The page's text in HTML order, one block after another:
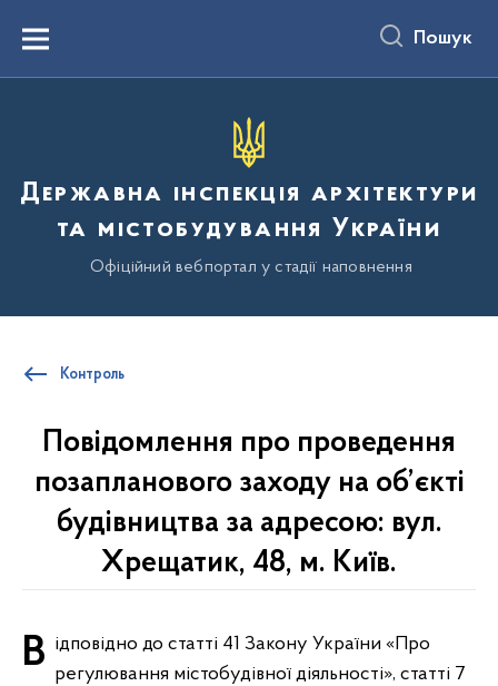
вмістуMenu Пошук
Державна інспекція архітектури
та містобудування України
Офіційний вебпортал у стадії наповнення
Контроль
Повідомлення про проведення
позапланового заходу на об’єкті
будівництва за адресою: вул.
Хрещатик, 48, м. Київ.
Відповідно до статті 41 Закону України «Про регулювання містобудівної діяльності», статті 7